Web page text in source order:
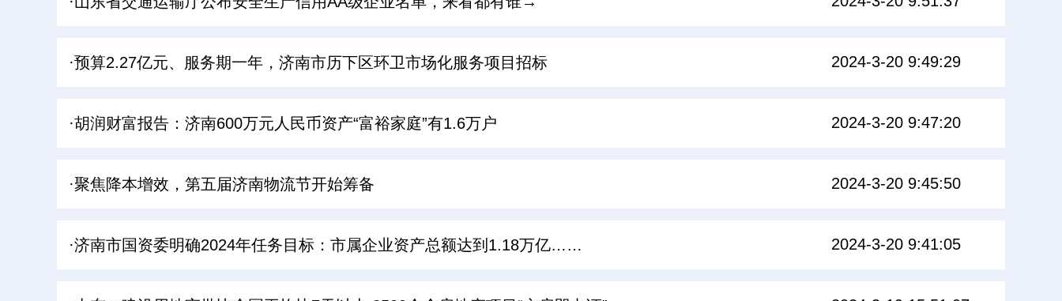
·预算2.27亿元、服务期一年，济南市历下区环卫市场化服务项目招标 2024-3-20 9:49:29
·胡润财富报告：济南600万元人民币资产“富裕家庭”有1.6万户 2024-3-20 9:47:20
·聚焦降本增效，第五届济南物流节开始筹备 2024-3-20 9:45:50
·济南市国资委明确2024年任务目标：市属企业资产总额达到1.18万亿…… 2024-3-20 9:41:05